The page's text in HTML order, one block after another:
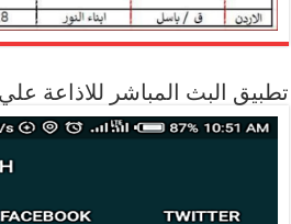
تطبيق البث المباشر للاذاعة